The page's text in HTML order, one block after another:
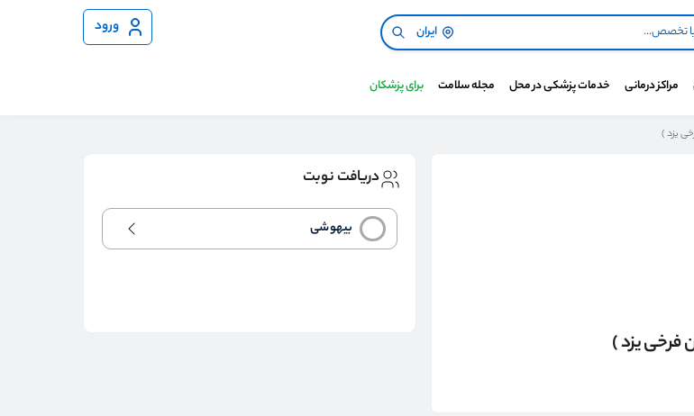
ایران ورود
مراکز درمانی خدمات پزشکی در محل مجله سلامت برای پزشکان
یزد )
فرخی یزد )
دریافت نوبت
بیهوشی